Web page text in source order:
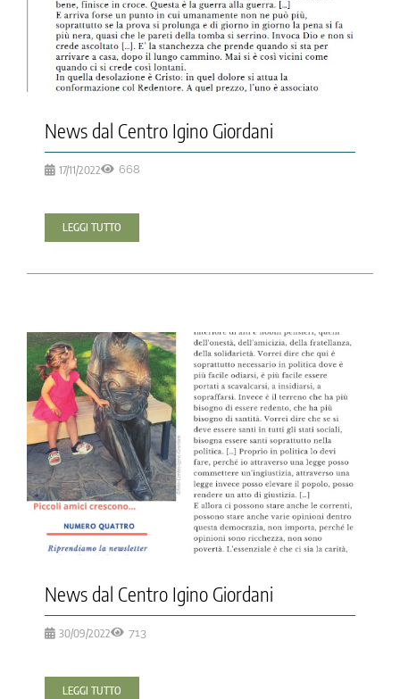
News dal Centro Igino Giordani
17/11/2022 668
LEGGI TUTTO
News dal Centro Igino Giordani
30/09/2022 713
LEGGI TUTTO